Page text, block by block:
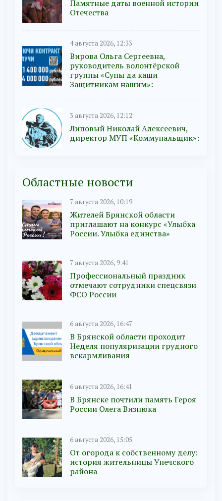
Памятные даты военной истории
Отечества
4 августа 2026, 12:33
Вирова Ольга Сергеевна,
руководитель волонтёрской
группы «Супы да каши
Защитникам нашим»:
3 августа 2026, 12:12
Липовый Николай Алексеевич,
директор МУП «Коммунальщик»:
Областные новости
7 августа 2026, 10:19
Жителей Брянской области
приглашают на конкурс «Улыбка
России. Улыбка единства»
7 августа 2026, 9:41
Профессиональный праздник
отмечают сотрудники спецсвязи
ФСО России
6 августа 2026, 16:47
В Брянской области проходит
Неделя популяризации грудного
вскармливания
6 августа 2026, 16:41
В Брянске почтили память Героя
России Олега Визнюка
6 августа 2026, 15:05
От огорода к собственному делу:
история жительницы Унечского
района